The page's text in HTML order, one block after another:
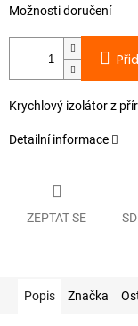
Možnosti doručení
Krychlový izolátor z
Detailní informace
ZEPTAT SE
Popis Značka